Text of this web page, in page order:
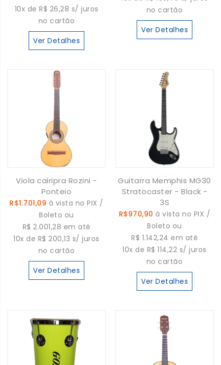
10x de R$ 26,28 s/ juros
no cartão
Ver Detalhes
no cartão
Ver Detalhes
Viola cairipra Rozini -
Ponteio
R$1.701,09 à vista no PIX /
Boleto ou
R$ 2.001,28 em até
10x de R$ 200,13 s/ juros
no cartão
Ver Detalhes
Guitarra Memphis MG30
Stratocaster - Black -
3S
R$970,90 à vista no PIX /
Boleto ou
R$ 1.142,24 em até
10x de R$ 114,22 s/ juros
no cartão
Ver Detalhes